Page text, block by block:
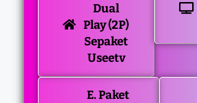
Dual
Play (2P)
Sepaket
Useetv
E. Paket